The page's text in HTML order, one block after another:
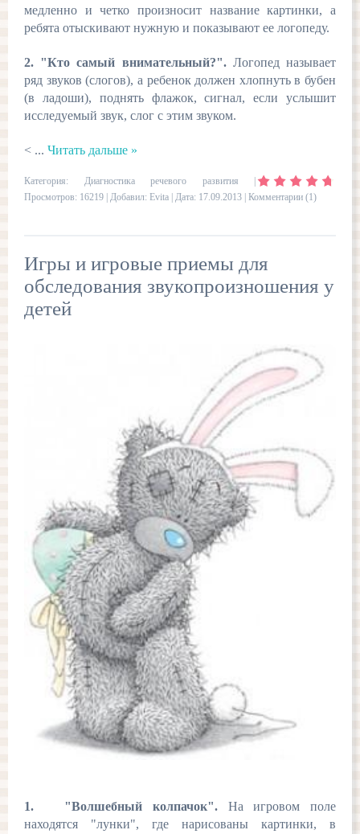
медленно и четко произносит название картинки, а
ребята отыскивают нужную и показывают ее логопеду.
2. "Кто самый внимательный?".Логопед называет
ряд звуков (слогов), а ребенок должен хлопнуть в бубен
(в ладоши), поднять флажок, сигнал, если услышит
исследуемый звук, слог с этим звуком.
< ... Читать дальше »
Категория: Диагностика речевого развития
Просмотров: 16219 | Добавил: Evita | Дата: 17.09.2013 Комментарии (1)
Игры и игровые приемы для
обследования звукопроизношения у
детей
1. "Волшебный колпачок".На игровом поле
находятся "лунки", где нарисованы картинки, в